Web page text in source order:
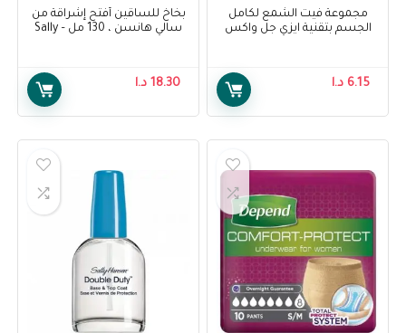
مجموعة فيت الشمع لكامل
الجسم بتقنية ايزي جل واكس
Wax Technology Dry Skin 20
6.15 د.ا
بخاخ للساقين أفتح إشراقة من
سالي هانسن ، 130 مل – Sally
18.30 د.ا